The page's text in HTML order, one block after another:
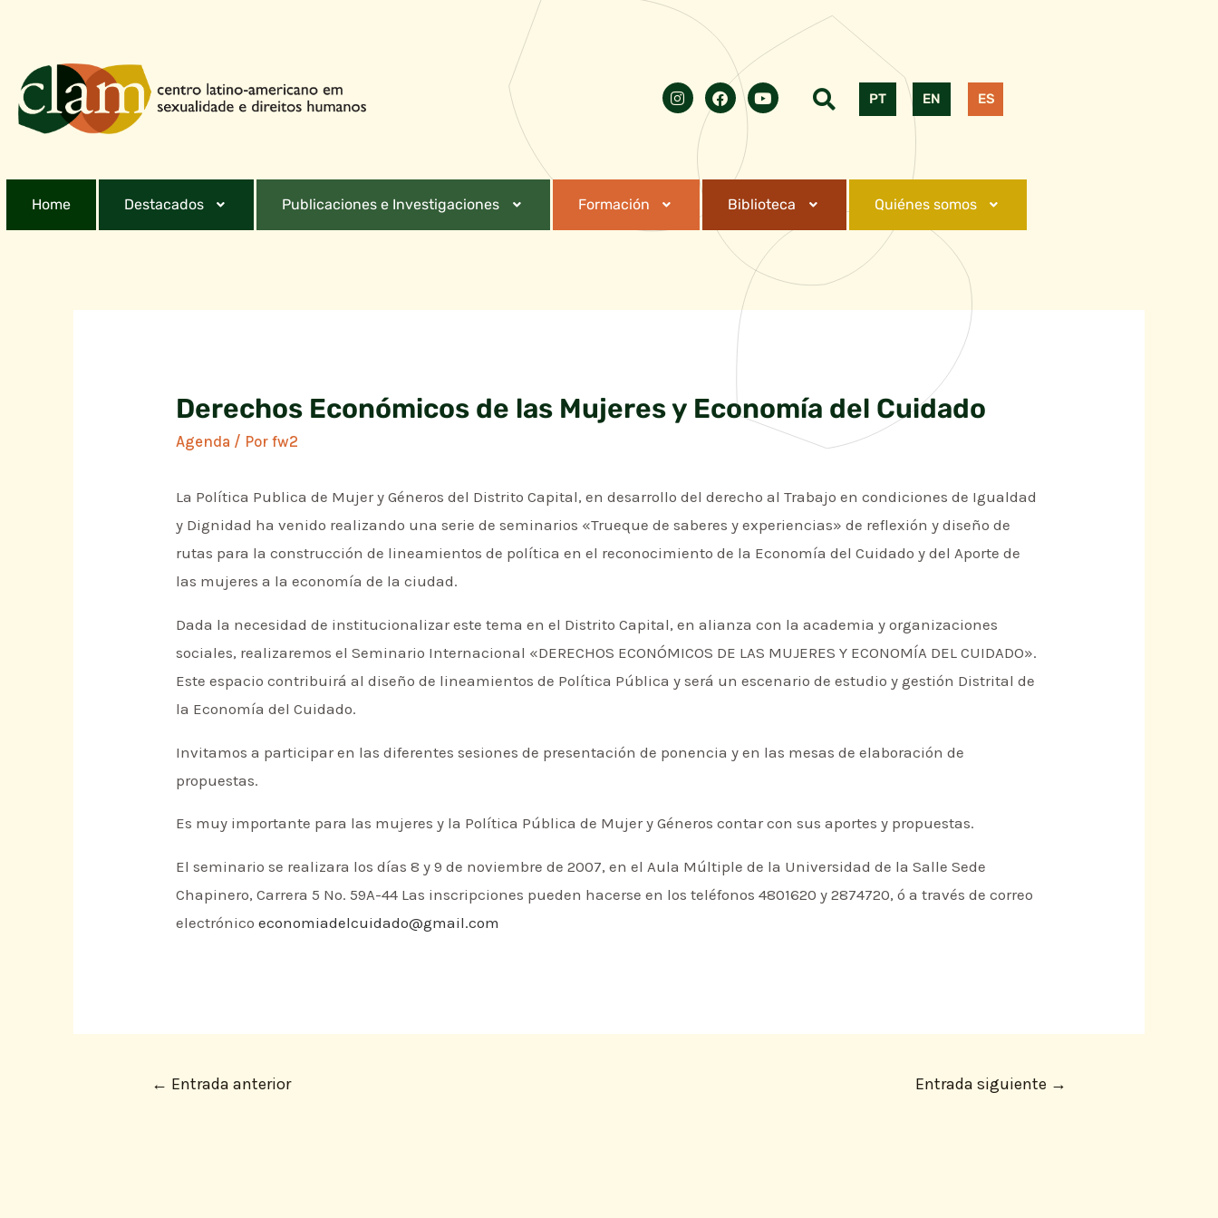
PT EN ES
Home Destacados Publicaciones e Investigaciones Formación Biblioteca Quiénes somos
Derechos Económicos de las Mujeres y Economía del Cuidado
Agenda / Porfw2
La Política Publica de Mujer y Géneros del Distrito Capital, en desarrollo del derecho al Trabajo en condiciones de Igualdad
y Dignidad ha venido realizando una serie de seminarios «Trueque de saberes y experiencias» de reflexión y diseño de
rutas para la construcción de lineamientos de política en el reconocimiento de la Economía del Cuidado y del Aporte de
las mujeres a la economía de la ciudad.
Dada la necesidad de institucionalizar este tema en el Distrito Capital, en alianza con la academia y organizaciones
sociales, realizaremos el Seminario Internacional «DERECHOS ECONÓMICOS DE LAS MUJERES Y ECONOMÍA DEL CUIDADO».
Este espacio contribuirá al diseño de lineamientos de Política Pública y será un escenario de estudio y gestión Distrital de
la Economía del Cuidado.
Invitamos a participar en las diferentes sesiones de presentación de ponencia y en las mesas de elaboración de
propuestas.
Es muy importante para las mujeres y la Política Pública de Mujer y Géneros contar con sus aportes y propuestas.
El seminario se realizara los días 8 y 9 de noviembre de 2007, en el Aula Múltiple de la Universidad de la Salle Sede
Chapinero, Carrera 5 No. 59A-44 Las inscripciones pueden hacerse en los teléfonos 4801620 y 2874720, ó a través de correo
electrónicoeconomiadelcuidado@gmail.com
← Entrada anterior Entrada siguiente →